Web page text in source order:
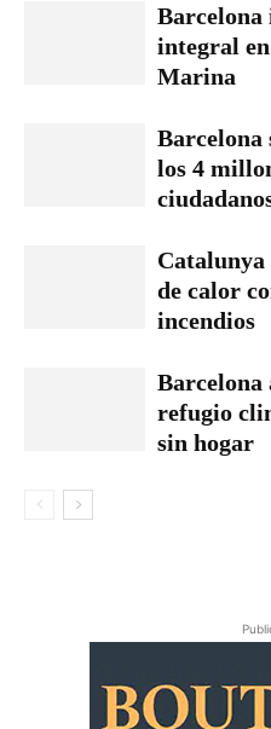
integral en
Marina
Barcelona
los 4
de calor
incendios
Barcelona
refugio
sin hogar